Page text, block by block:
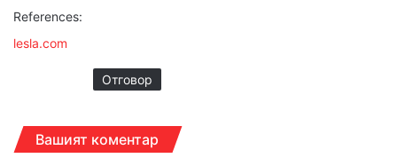
References:
lesla.com
Отговор
Вашият коментар